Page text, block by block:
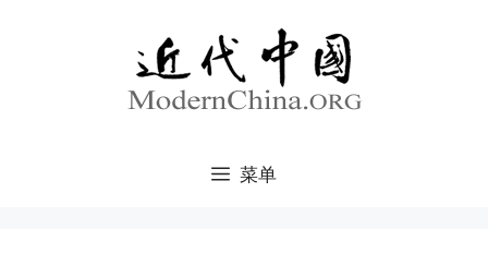
菜单